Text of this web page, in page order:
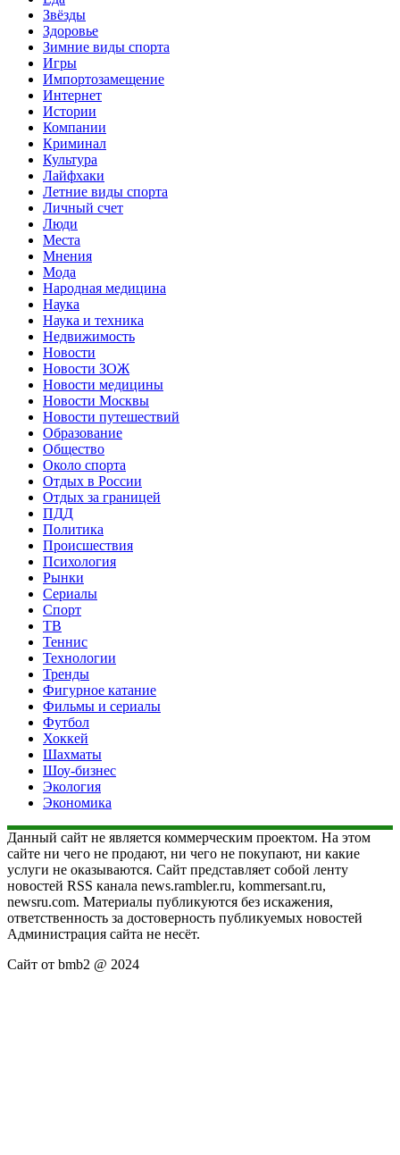
Звёзды
Здоровье
Зимние виды спорта
Игры
Импортозамещение
Интернет
Истории
Компании
Криминал
Культура
Лайфхаки
Летние виды спорта
Личный счет
Люди
Места
Мнения
Мода
Народная медицина
Наука
Наука и техника
Недвижимость
Новости
Новости ЗОЖ
Новости медицины
Новости Москвы
Новости путешествий
Образование
Общество
Около спорта
Отдых в России
Отдых за границей
ПДД
Политика
Происшествия
Психология
Рынки
Сериалы
Спорт
ТВ
Теннис
Технологии
Тренды
Фигурное катание
Фильмы и сериалы
Футбол
Хоккей
Шахматы
Шоу-бизнес
Экология
Экономика
Данный сайт не является коммерческим проектом. На этом
сайте ни чего не продают, ни чего не покупают, ни какие
услуги не оказываются. Сайт представляет собой ленту
новостей RSS канала news.rambler.ru, kommersant.ru,
newsru.com. Материалы публикуются без искажения,
ответственность за достоверность публикуемых новостей
Администрация сайта не несёт.
Сайт от bmb2 @ 2024